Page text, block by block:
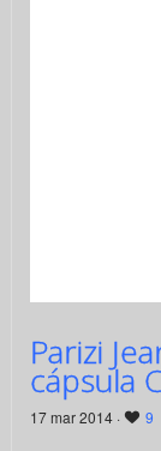
Parizi
cápsula
17 mar 2014 · 9